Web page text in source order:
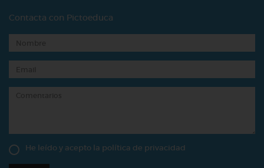
Contacta con Pictoeduca
He leído y acepto la política de privacidad